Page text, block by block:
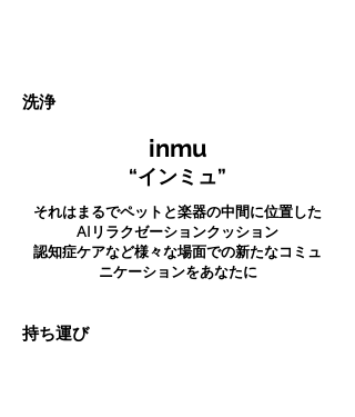
洗浄
​持ち運び
inmu
“インミュ”
それはまるでペットと楽器の中間に位置した
AIリラクゼーションクッション
認知症ケアなど様々な場面での新たなコミュ
ニケーションをあなたに